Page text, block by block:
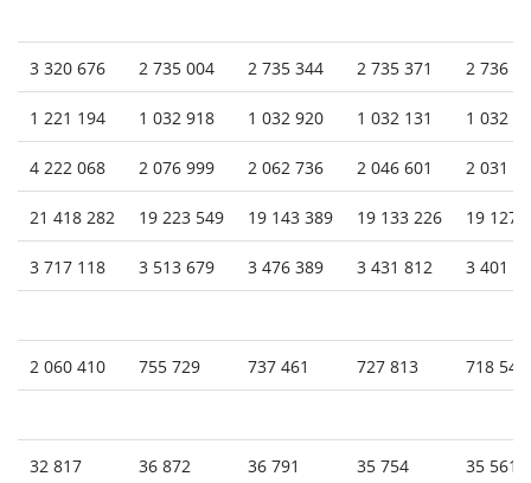
3 320 676 2 735 004 2 735 344 2 735 371 2 736
1 221 194 1 032 918 1 032 920 1 032 131 1 032
4 222 068 2 076 999 2 062 736 2 046 601 2 031
21 418 282 19 223 549 19 143 389 19 133 226 19 127
3 717 118 3 513 679 3 476 389 3 431 812 3 401
2 060 410 755 729 737 461 727 813 718 541
32 817 36 872 36 791 35 754 35 561